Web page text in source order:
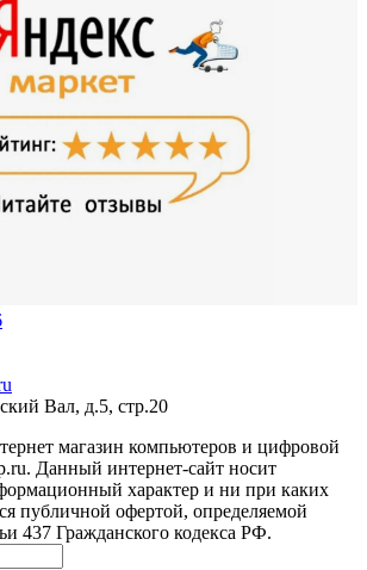
Вал, д.5, стр.20
магазин компьютеров и цифровой
Данный интернет-сайт носит
характер и ни при каких
публичной офертой, определяемой
437 Гражданского кодекса РФ.